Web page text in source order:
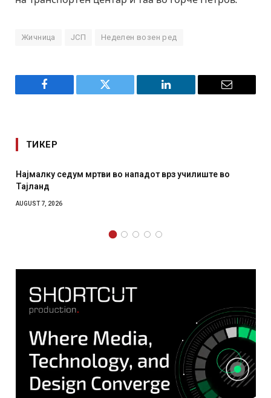
Жичница ЈСП Неделен возен ред
Facebook Twitter LinkedIn Email
ТИКЕР
Најмалку седум мртви во нападот врз училиште во
Тајланд
AUGUST 7, 2026